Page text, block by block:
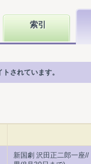
索引
されています。
新国劇 沢田正二郎一座